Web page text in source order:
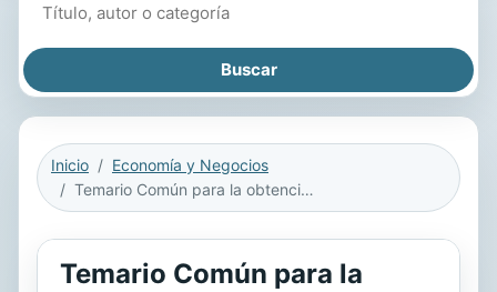
Inicio
Economía y Negocios
Temario Común para la obtención del certificado acreditativo para personal de control de acceso a espectáculos públicos y actividades recreativas
Temario Común para la